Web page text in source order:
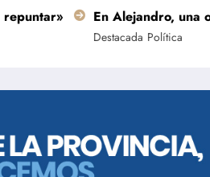
En Alejandro, una obra de $
Política